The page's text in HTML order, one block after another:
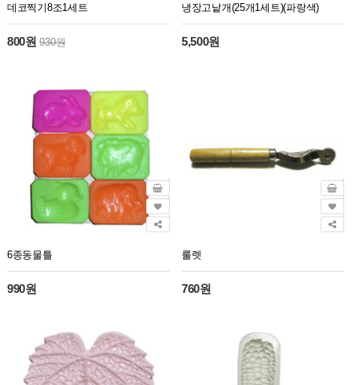
데코찍기8조1세트
800원930원
냉장고낱개(25개1세트)(파랑색)
5,500원
6종동물틀
990원
룰렛
760원